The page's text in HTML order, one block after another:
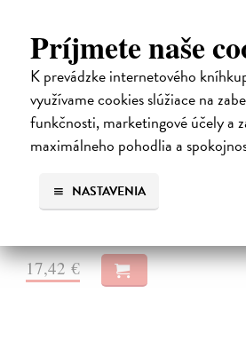
Príjmete naše
K prevádzke internetového
využívame cookies slúžiace na
funkčnosti, marketingové účely a
maximálneho pohodlia a
NASTAVENIA
Odyssea
Fry Stephen
| Elektronická kniha
Po úspěšných knihách Mýty, Hrdinové a
řeckých mýtů Stephen Fry se naposledy
mýtů. Po pádu Tróje sleduje osudy hrdinů,
vrátit…
17,42 €